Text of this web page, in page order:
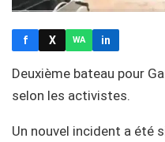
f X WA in
Deuxième bateau pour
selon les activistes.
Un nouvel incident a été